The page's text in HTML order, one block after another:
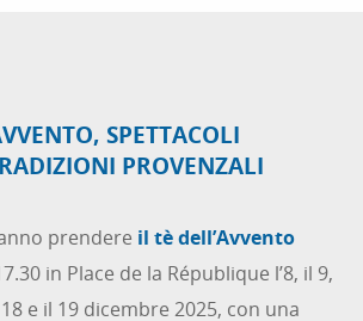
SPETTACOLI
PROVENZALI
prendere il tè dell’Avvento
in Place de la République l’8, il 9,
18 e il 19 dicembre 2025, con una